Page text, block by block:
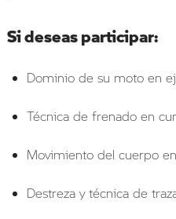
Si deseas participar:
Dominio de su moto en
Técnica de frenado en
Movimiento del cuerpo
Destreza y técnica de